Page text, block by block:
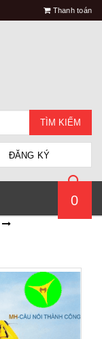
Thanh toán
TÌM KIẾM
ĐĂNG KÝ
0